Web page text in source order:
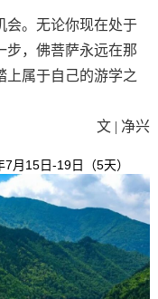
会。无论你现在处于
， 佛菩萨永远在那
上属于自己的游学之
文 | 净兴
月15日-19日（5天）